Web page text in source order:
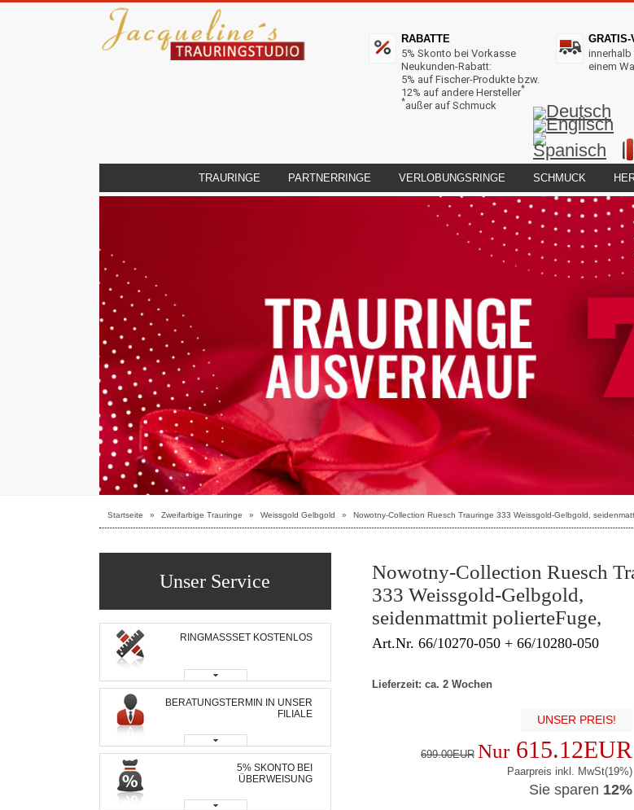
RABATTE
5% Skonto bei Vorkasse
Neukunden-Rabatt:
5% auf Fischer-Produkte bzw.
12% auf andere Hersteller*
*außer auf Schmuck
GRATIS-
einem
TRAURINGE PARTNERRINGE VERLOBUNGSRINGE SCHMUCK
Startseite » Zweifarbige Trauringe » Weissgold Gelbgold » Nowotny-Collection Ruesch Trauringe 333 Weissgold-Gelbgold,
Nowotny-Collection Ruesch
333 Weissgold-Gelbgold,
seidenmattmit polierteFuge,
Art.Nr. 66/10270-050 + 66/10280-050
Lieferzeit: ca. 2 Wochen
UNSER PREIS!
699.00EUR Nur615.12EUR
Paarpreis inkl. MwSt(19%)
Sie sparen 12%
Unser Service
RINGMASSSET KOSTENLOS
BERATUNGSTERMIN IN UNSER
FILIALE
5% SKONTO BEI
ÜBERWEISUNG